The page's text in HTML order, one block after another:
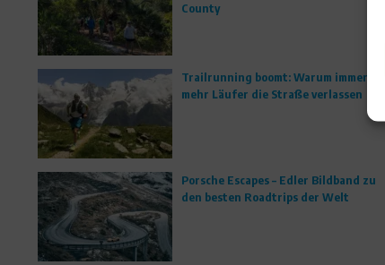
County
Trailrunning boomt: Warum immer
mehr Läufer die Straße verlassen
Porsche Escapes – Edler Bildband zu
den besten Roadtrips der Welt